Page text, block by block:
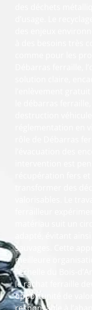
sauvages. Cette
meilleure
l’échelle du Bois-
le rachat ferraille
opportunité de